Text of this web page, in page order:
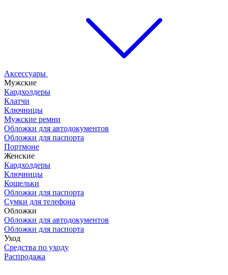
Аксессуары
Мужские
Кардхолдеры
Клатчи
Ключницы
Мужские ремни
Обложки для автодокументов
Обложки для паспорта
Портмоне
Женские
Кардхолдеры
Ключницы
Кошельки
Обложки для паспорта
Сумки для телефона
Обложки
Обложки для автодокументов
Обложки для паспорта
Уход
Средства по уходу
Распродажа